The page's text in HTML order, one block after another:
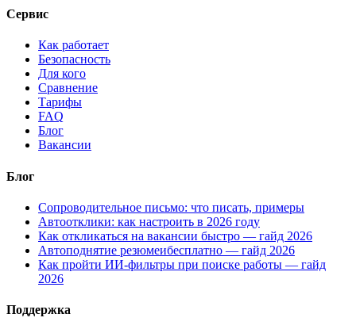
Сервис
Как работает
Безопасность
Для кого
Сравнение
Тарифы
FAQ
Блог
Вакансии
Блог
Сопроводительное письмо: что писать, примеры
Автоотклики: как настроить в 2026 году
Как откликаться на вакансии быстро — гайд 2026
Автоподнятие резюмеибесплатно — гайд 2026
Как пройти ИИ-фильтры при поиске работы — гайд
2026
Поддержка